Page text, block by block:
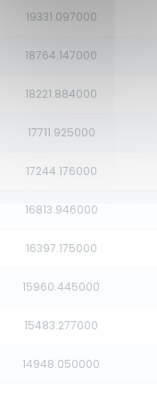
19331.097000
18764.147000
18221.884000
17711.925000
17244.176000
16813.946000
16397.175000
15960.445000
15483.277000
14948.050000